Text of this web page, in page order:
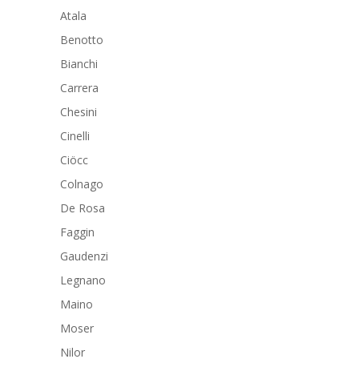
Atala
Benotto
Bianchi
Carrera
Chesini
Cinelli
Ciöcc
Colnago
De Rosa
Faggin
Gaudenzi
Legnano
Maino
Moser
Nilor